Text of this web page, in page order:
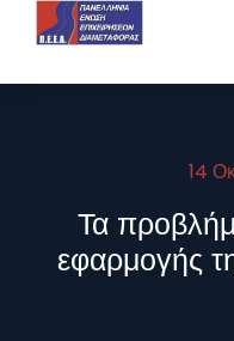
14
Τα
εφαρμογής